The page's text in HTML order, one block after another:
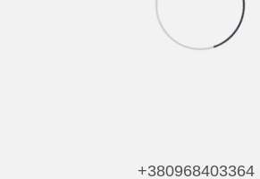
+380968403364